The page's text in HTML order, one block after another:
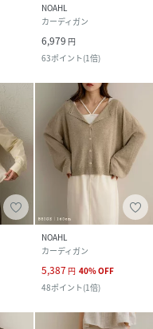
NOAHL
カーディガン
6,979 円
63ポイント(1倍)
NOAHL
カーディガン
5,387 円 40%OFF
48ポイント(1倍)